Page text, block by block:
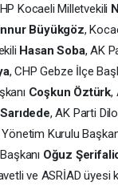
Kocaeli Milletvekili
Büyükgöz,
Hasan Soba, AK
, CHP Gebze İlçe
Coşkun Öztürk,
, AK Parti
Yönetim Kurulu
Oğuz
ve ASRİAD üyesi